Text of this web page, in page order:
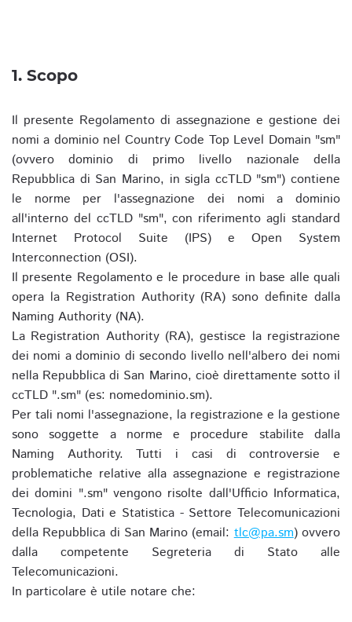
1. Scopo
Il presente Regolamento di assegnazione e gestione dei
nomi a dominio nel Country Code Top Level Domain "sm"
(ovvero dominio di primo livello nazionale della
Repubblica di San Marino, in sigla ccTLD "sm") contiene
le norme per l'assegnazione dei nomi a dominio
all'interno del ccTLD "sm", con riferimento agli standard
Internet Protocol Suite (IPS) e Open System
Interconnection (OSI).
Il presente Regolamento e le procedure in base alle quali
opera la Registration Authority (RA) sono definite dalla
Naming Authority (NA).
La Registration Authority (RA), gestisce la registrazione
dei nomi a dominio di secondo livello nell'albero dei nomi
nella Repubblica di San Marino, cioè direttamente sotto il
ccTLD ".sm" (es: nomedominio.sm).
Per tali nomi l'assegnazione, la registrazione e la gestione
sono soggette a norme e procedure stabilite dalla
Naming Authority. Tutti i casi di controversie e
problematiche relative alla assegnazione e registrazione
dei domini ".sm" vengono risolte dall'Ufficio Informatica,
Tecnologia, Dati e Statistica - Settore Telecomunicazioni
della Repubblica di San Marino (email:tlc@pa.sm) ovvero
dalla competente Segreteria di Stato alle
Telecomunicazioni.
In particolare è utile notare che: